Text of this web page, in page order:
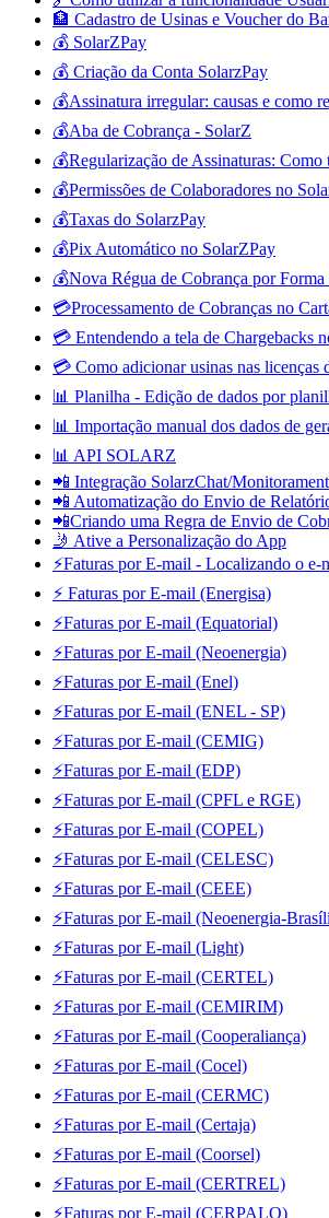
🏦 Cadastro de Usinas e Voucher do
💰 SolarZPay
💰 Criação da Conta SolarzPay
💰Assinatura irregular: causas e como
💰Aba de Cobrança - SolarZ
💰Regularização de Assinaturas:
💰Permissões de Colaboradores no
💰Taxas do SolarzPay
💰Pix Automático no SolarZPay
💰Nova Régua de Cobrança por Forma
💳Processamento de Cobranças no
💳 Entendendo a tela de Chargebacks
💳 Como adicionar usinas nas licenças
📊 Planilha - Edição de dados por
📊 Importação manual dos dados de
📊 API SOLARZ
📲 Integração SolarzChat/
📲 Automatização do Envio de
📲Criando uma Regra de Envio de
🤳 Ative a Personalização do App
⚡Faturas por E-mail - Localizando o e-
⚡ Faturas por E-mail (Energisa)
⚡Faturas por E-mail (Equatorial)
⚡Faturas por E-mail (Neoenergia)
⚡Faturas por E-mail (Enel)
⚡Faturas por E-mail (ENEL - SP)
⚡Faturas por E-mail (CEMIG)
⚡Faturas por E-mail (EDP)
⚡Faturas por E-mail (CPFL e RGE)
⚡Faturas por E-mail (COPEL)
⚡Faturas por E-mail (CELESC)
⚡Faturas por E-mail (CEEE)
⚡Faturas por E-mail (Neoenergia-
⚡Faturas por E-mail (Light)
⚡Faturas por E-mail (CERTEL)
⚡Faturas por E-mail (CEMIRIM)
⚡Faturas por E-mail (Cooperaliança)
⚡Faturas por E-mail (Cocel)
⚡Faturas por E-mail (CERMC)
⚡Faturas por E-mail (Certaja)
⚡Faturas por E-mail (Coorsel)
⚡Faturas por E-mail (CERTREL)
⚡Faturas por E-mail (CERPALO)